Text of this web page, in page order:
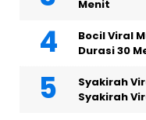
Menit
Bocil Viral
Durasi 30
Syakirah
Syakirah